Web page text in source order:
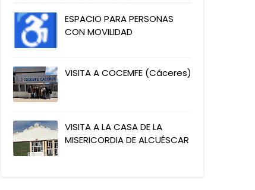
ESPACIO PARA PERSONAS
CON MOVILIDAD
VISITA A COCEMFE (Cáceres)
VISITA A LA CASA DE LA
MISERICORDIA DE ALCUÉSCAR